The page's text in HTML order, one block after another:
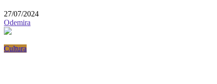
27/07/2024
Odemira
Cultura